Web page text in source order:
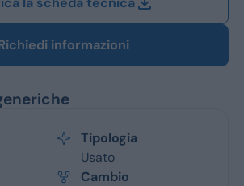
informazioni
Tipologia
Usato
Cambio